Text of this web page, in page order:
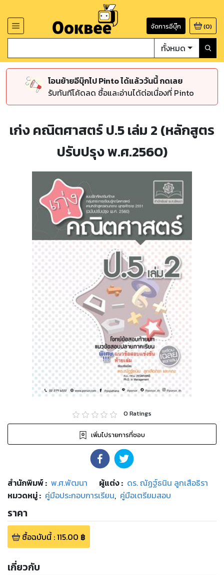
จัดการอีบุ๊ก (0)
ทั้งหมด
โอนย้ายอีบุ๊กไป Pinto ได้แล้ววันนี้ กดเลย
รับทันทีโค้ดลด ซื้อและอ่านได้ต่อเนื่องที่ Pinto
เก่ง คณิตศาสตร์ ป.5 เล่ม 2 (หลักสูตร
ปรับปรุง พ.ศ.2560)
0 Ratings
เพิ่มไปรายการที่ชอบ
สำนักพิมพ์: พ.ศ.พัฒนา ผู้แต่ง : ดร. ณัฏฐ์ธนิน ลูกเสือธิรา
หมวดหมู่: คู่มือประกอบการเรียน, คู่มือเตรียมสอบ
ราคา
ซื้อฉบับนี้:115.00 ฿
เกี่ยวกับ